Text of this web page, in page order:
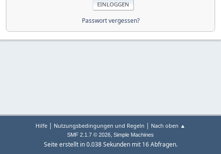
Passwort vergessen?
Hilfe | Nutzungsbedingungen und Regeln | Nach oben ▲
SMF 2.1.7 © 2026, Simple Machines
Seite erstellt in 0.038 Sekunden mit 16 Abfragen.